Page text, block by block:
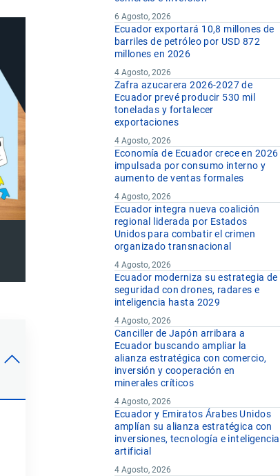
6 Agosto, 2026
Ecuador exportará 10,8 millones de
barriles de petróleo por USD 872
millones en 2026
4 Agosto, 2026
Zafra azucarera 2026-2027 de
Ecuador prevé producir 530 mil
toneladas y fortalecer
exportaciones
4 Agosto, 2026
Economía de Ecuador crece en 2026
impulsada por consumo interno y
aumento de ventas formales
4 Agosto, 2026
Ecuador integra nueva coalición
regional liderada por Estados
Unidos para combatir el crimen
organizado transnacional
4 Agosto, 2026
Ecuador moderniza su estrategia de
seguridad con drones, radares e
inteligencia hasta 2029
4 Agosto, 2026
Canciller de Japón arribara a
Ecuador buscando ampliar la
alianza estratégica con comercio,
inversión y cooperación en
minerales críticos
4 Agosto, 2026
Ecuador y Emiratos Árabes Unidos
amplían su alianza estratégica con
inversiones, tecnología e inteligencia
artificial
4 Agosto, 2026